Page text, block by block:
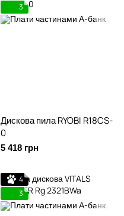
3
Дискова пила RYOBI R18CS-
0
5 418 грн
4
3